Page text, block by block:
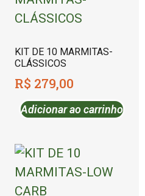
KIT DE 10 MARMITAS-
CLÁSSICOS
R$ 279,00
Adicionar ao carrinho